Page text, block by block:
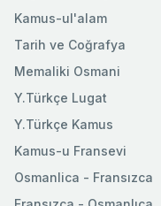
Kamus-ul'alam
Tarih ve Coğrafya
Memaliki Osmani
Y.Türkçe Lugat
Y.Türkçe Kamus
Kamus-u Fransevi
Osmanlica - Fransızca